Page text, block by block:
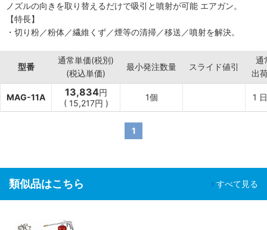
ノズルの向きを取り替えるだけで吸引と噴射が可能 エアガン。
【特長】
・切り粉／粉体／繊維くず／煙等の清掃／移送／噴射を解決。
型番
通常単価(税別)
(税込単価)
最小発注数量 スライド値引
通
出
MAG-11A 13,834円
( 15,217円 )
1個 1
1
類似品はこちら すべて見る